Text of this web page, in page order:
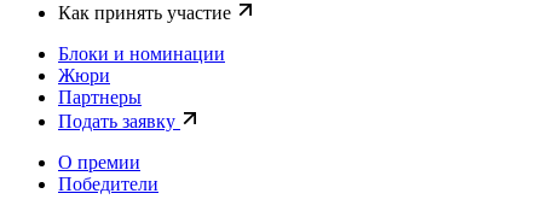
Как принять участие
Блоки и номинации
Жюри
Партнеры
Подать заявку
О премии
Победители